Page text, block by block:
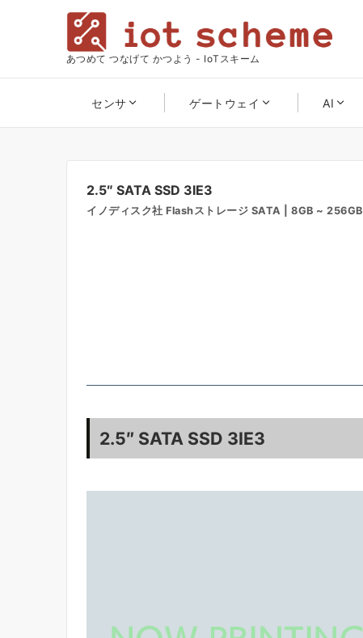
あつめて つなげて かつよう - IoTスキーム
センサ ゲートウェイ AI
2.5″ SATA SSD 3IE3
イノディスク社 Flashストレージ SATA | 8GB ~ 256GB
2.5″ SATA SSD 3IE3